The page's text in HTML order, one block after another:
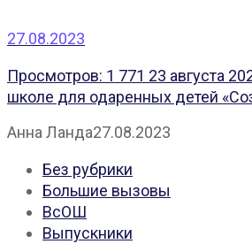
27.08.2023
Просмотров: 1 771 23 августа
школе для одаренных детей
Анна Ланда27.08.2023
Без рубрики
Большие вызовы
ВсОШ
Выпускники